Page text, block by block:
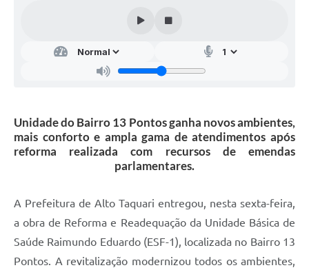
Unidade do Bairro 13 Pontos ganha novos ambientes,
mais conforto e ampla gama de atendimentos após
reforma realizada com recursos de emendas
parlamentares.
A Prefeitura de Alto Taquari entregou, nesta sexta-feira,
a obra de Reforma e Readequação da Unidade Básica de
Saúde Raimundo Eduardo (ESF-1), localizada no Bairro 13
Pontos. A revitalização modernizou todos os ambientes,